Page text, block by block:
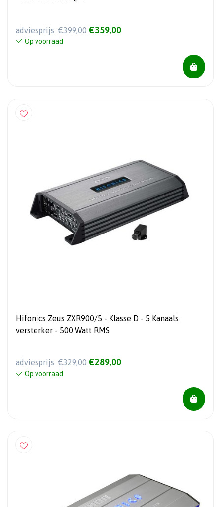
adviesprijs €399,00 €359,00
Op voorraad
Hifonics Zeus ZXR900/5 - Klasse D - 5 Kanaals
versterker - 500 Watt RMS
adviesprijs €329,00 €289,00
Op voorraad